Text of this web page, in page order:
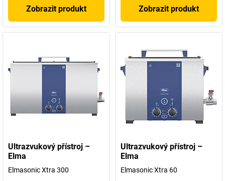
Zobrazit produkt Zobrazit produkt
Ultrazvukový přístroj –
Elma
Elmasonic Xtra 300
Ultrazvukový přístroj –
Elma
Elmasonic Xtra 60